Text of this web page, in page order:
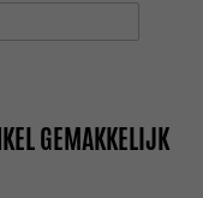
GEMAKKELIJK